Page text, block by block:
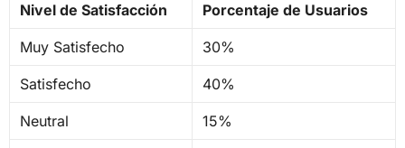
Nivel de Satisfacción Porcentaje de Usuarios
Muy Satisfecho 30%
Satisfecho 40%
Neutral 15%